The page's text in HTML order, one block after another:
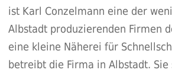
ist Karl Conzelmann eine der
Albstadt produzierenden Firmen
eine kleine Näherei für
betreibt die Firma in Albstadt.